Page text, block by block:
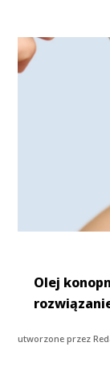
Olej
utworzone przez